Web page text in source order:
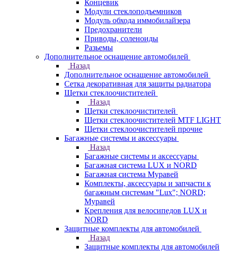
Концевик
Модули стеклоподъемников
Модуль обхода иммобилайзера
Предохранители
Приводы, соленоиды
Разьемы
Дополнительное оснащение автомобилей
Назад
Дополнительное оснащение автомобилей
Сетка декоративная для защиты радиатора
Щетки стеклоочистителей
Назад
Щетки стеклоочистителей
Щетки стеклоочистителей MTF LIGHT
Щетки стеклоочистителей прочие
Багажные системы и аксессуары
Назад
Багажные системы и аксессуары
Багажная система LUX и NORD
Багажная система Муравей
Комплекты, аксессуары и запчасти к
багажным системам "Lux"; NORD;
Муравей
Крепления для велосипедов LUX и
NORD
Защитные комплекты для автомобилей
Назад
Защитные комплекты для автомобилей